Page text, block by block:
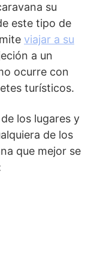
su
este tipo de
viajar a su
a un
ocurre con
turísticos.
los lugares y
de los
que mejor se